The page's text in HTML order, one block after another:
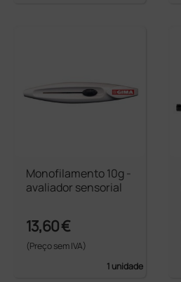
Monofilamento 10g -
avaliador sensorial
13,60 €
(Preço sem IVA)
1 unidade